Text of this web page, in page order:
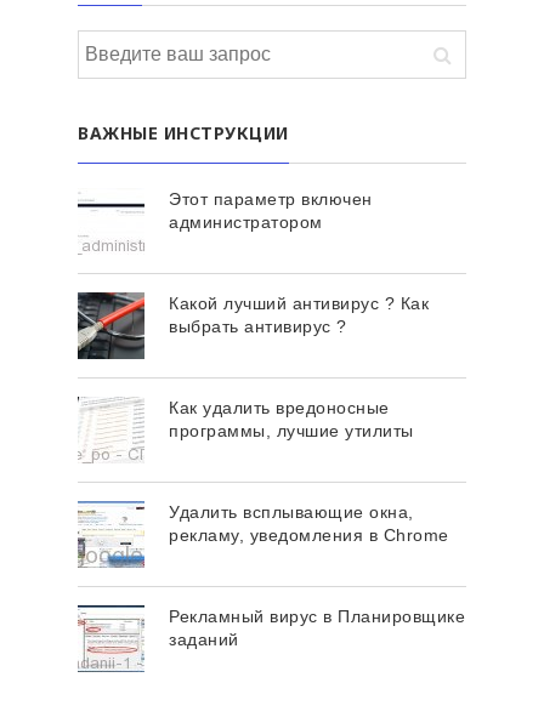
ВАЖНЫЕ ИНСТРУКЦИИ
Этот параметр включен
администратором
Какой лучший антивирус ? Как
выбрать антивирус ?
Как удалить вредоносные
программы, лучшие утилиты
Удалить всплывающие окна,
рекламу, уведомления в Chrome
Рекламный вирус в Планировщике
заданий